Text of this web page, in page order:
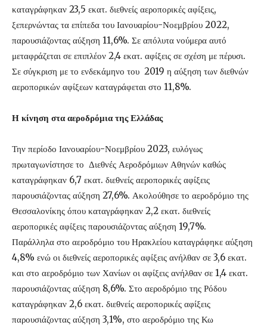
καταγράφηκαν 23,5 εκατ. διεθνείς αεροπορικές αφίξεις,
ξεπερνώντας τα επίπεδα του Ιανουαρίου-Νοεμβρίου 2022,
παρουσιάζοντας αύξηση 11,6%. Σε απόλυτα νούμερα αυτό
μεταφράζεται σε επιπλέον 2,4 εκατ. αφίξεις σε σχέση με πέρυσι.
Σε σύγκριση με το ενδεκάμηνο του 2019 η αύξηση των διεθνών
αεροπορικών αφίξεων καταγράφεται στο 11,8%.
Η κίνηση στα αεροδρόμια της Ελλάδας
Την περίοδο Ιανουαρίου-Νοεμβρίου 2023, ευλόγως
πρωταγωνίστησε το Διεθνές Αεροδρόμιων Αθηνών καθώς
καταγράφηκαν 6,7 εκατ. διεθνείς αεροπορικές αφίξεις
παρουσιάζοντας αύξηση 27,6%. Ακολούθησε το αεροδρόμιο της
Θεσσαλονίκης όπου καταγράφηκαν 2,2 εκατ. διεθνείς
αεροπορικές αφίξεις παρουσιάζοντας αύξηση 19,7%.
Παράλληλα στο αεροδρόμιο του Ηρακλείου καταγράφηκε αύξηση
4,8% ενώ οι διεθνείς αεροπορικές αφίξεις ανήλθαν σε 3,6 εκατ.
και στο αεροδρόμιο των Χανίων οι αφίξεις ανήλθαν σε 1,4 εκατ.
παρουσιάζοντας αύξηση 8,6%. Στο αεροδρόμιο της Ρόδου
καταγράφηκαν 2,6 εκατ. διεθνείς αεροπορικές αφίξεις
παρουσιάζοντας αύξηση 3,1%, στο αεροδρόμιο της Κω